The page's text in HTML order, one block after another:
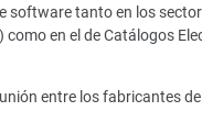
software tanto en los
en el de Catálogos
entre los fabricantes